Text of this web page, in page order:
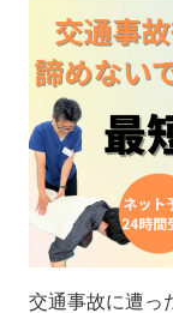
交通事故に遭っ